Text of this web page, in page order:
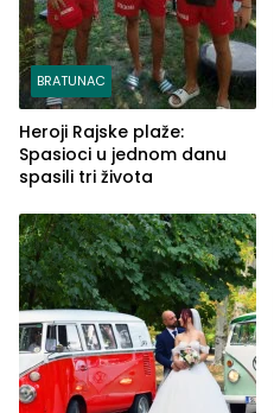
BRATUNAC
Heroji Rajske plaže:
Spasioci u jednom danu
spasili tri života